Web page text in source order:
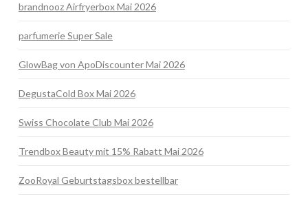
brandnooz Airfryerbox Mai 2026
parfumerie Super Sale
GlowBag von ApoDiscounter Mai 2026
DegustaCold Box Mai 2026
Swiss Chocolate Club Mai 2026
Trendbox Beauty mit 15% Rabatt Mai 2026
ZooRoyal Geburtstagsbox bestellbar